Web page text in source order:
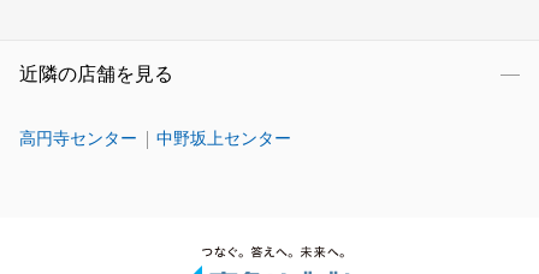
近隣の店舗を見る
高円寺センター 中野坂上センター